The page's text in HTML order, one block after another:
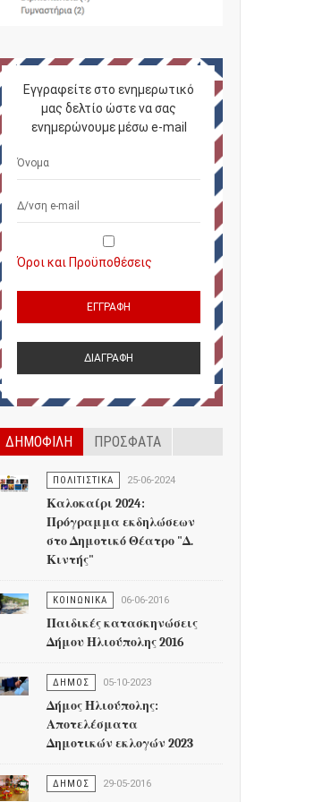
Εγγραφείτε στο ενημερωτικό
μας δελτίο ώστε να σας
ενημερώνουμε μέσω e-mail
Όροι και Προϋποθέσεις
ΔΗΜΟΦΙΛΗ ΠΡΟΣΦΑΤΑ
ΠΟΛΙΤΙΣΤΙΚΑ 25-06-2024
Καλοκαίρι 2024:
Πρόγραμμα εκδηλώσεων
στο Δημοτικό Θέατρο "Δ.
Κιντής"
ΚΟΙΝΩΝΙΚΑ 06-06-2016
Παιδικές κατασκηνώσεις
Δήμου Ηλιούπολης 2016
ΔΗΜΟΣ 05-10-2023
Δήμος Ηλιούπολης:
Αποτελέσματα
Δημοτικών εκλογών 2023
ΔΗΜΟΣ 29-05-2016